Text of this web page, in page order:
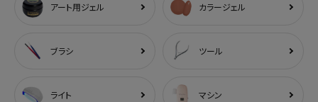
アート用ジェル カラージェル
ブラシ ツール
ライト マシン